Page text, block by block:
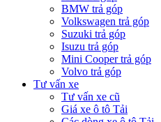
BMW trả góp
Volkswagen trả góp
Suzuki trả góp
Isuzu trả góp
Mini Cooper trả góp
Volvo trả góp
Tư vấn xe
Tư vấn xe cũ
Giá xe ô tô Tải